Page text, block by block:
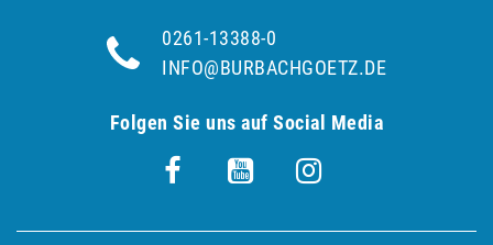
0261-13388-0
INFO@BURBACHGOETZ.DE
Folgen Sie uns auf Social Media